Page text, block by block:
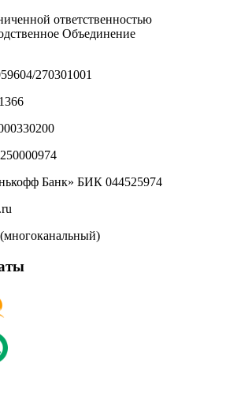
ответственностью
Объединение
270301001
Банк» БИК 044525974